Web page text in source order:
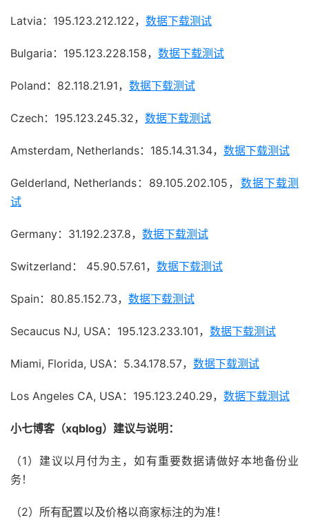
Latvia：195.123.212.122， 数据下载测试
Bulgaria：195.123.228.158， 数据下载测试
Poland：82.118.21.91， 数据下载测试
Czech：195.123.245.32， 数据下载测试
Amsterdam, Netherlands：185.14.31.34， 数据下载测试
Gelderland, Netherlands：89.105.202.105， 数据下载测
试
Germany：31.192.237.8， 数据下载测试
Switzerland： 45.90.57.61， 数据下载测试
Spain：80.85.152.73， 数据下载测试
Secaucus NJ, USA：195.123.233.101， 数据下载测试
Miami, Florida, USA：5.34.178.57， 数据下载测试
Los Angeles CA, USA：195.123.240.29， 数据下载测试
小七博客（xqblog）建议与说明：
（1）建议以月付为主，如有重要数据请做好本地备份业
务！
（2）所有配置以及价格以商家标注的为准！